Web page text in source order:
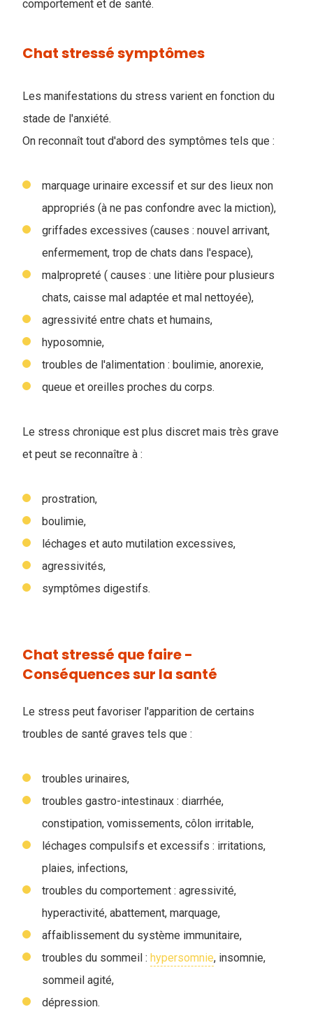
comportement et de santé.
Chat stressé symptômes
Les manifestations du stress varient en fonction du
stade de l'anxiété.
On reconnaît tout d'abord des symptômes tels que :
marquage urinaire excessif et sur des lieux non
appropriés (à ne pas confondre avec la miction),
griffades excessives (causes : nouvel arrivant,
enfermement, trop de chats dans l'espace),
malpropreté ( causes : une litière pour plusieurs
chats, caisse mal adaptée et mal nettoyée),
agressivité entre chats et humains,
hyposomnie,
troubles de l'alimentation : boulimie, anorexie,
queue et oreilles proches du corps.
Le stress chronique est plus discret mais très grave
et peut se reconnaître à :
prostration,
boulimie,
léchages et auto mutilation excessives,
agressivités,
symptômes digestifs.
Chat stressé que faire -
Conséquences sur la santé
Le stress peut favoriser l'apparition de certains
troubles de santé graves tels que :
troubles urinaires,
troubles gastro-intestinaux : diarrhée,
constipation, vomissements, côlon irritable,
léchages compulsifs et excessifs : irritations,
plaies, infections,
troubles du comportement : agressivité,
hyperactivité, abattement, marquage,
affaiblissement du système immunitaire,
troubles du sommeil : hypersomnie, insomnie,
sommeil agité,
dépression.